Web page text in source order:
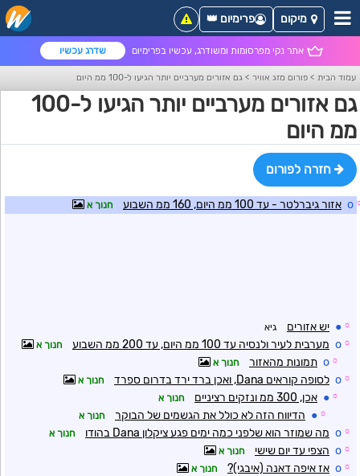
אתר נקי מפרסומות ומשודרג, עכשיו בפרימיום שדרג עכשיו
מיקום פרימיום 👑
עמוד הבית > פורום מזג אוויר > גם אזורים מערביים יותר הגיעו ל-100 ממ היום
גם אזורים מערביים יותר הגיעו ל-100
ממ היום
חזרה לפורום
o אזור גיברלטר - עד 100 ממ היום, 160 ממ השבוע חנוך א
☼
● יש אזורים גיא
☼
o מערבית לעיר ולנסיה עד 100 ממ היום, עד 200 ממ השבוע חנוך א
☼
o תמונות מהאזור חנוך א
☼
o לסופה קוראים Dana, ואכן ברד ירד בדרום ספרד חנוך א
☼
● אכן, 300 ממ ונזקים רציניים חנוך א
☼
● הדיווח הזה לא כולל את הגשמים של הבוקר חנוך א
☼
o מה שמוזר הוא שלפני כמה ימים פגע ציקלון Dana בהודו חנוך א
☼
o הצפי עד יום שישי חנוך א
☼
o אז איפה דאנה (איבגי)? חנוך א